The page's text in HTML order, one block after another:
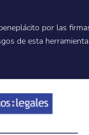
por las
de esta